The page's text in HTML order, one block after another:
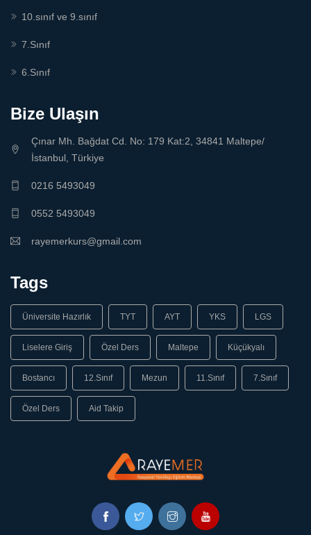
10.sınıf ve 9.sınıf
7.Sınıf
6.Sınıf
Bize Ulaşın
Çınar Mh. Bağdat Cd. No: 179 Kat:2, 34841 Maltepe/
İstanbul, Türkiye
0216 5493049
0552 5493049
rayemerkurs@gmail.com
Tags
Üniversite Hazırlık TYT AYT YKS LGS
Liselere Giriş Özel Ders Maltepe Küçükyalı
Bostancı 12.Sınıf Mezun 11.Sınıf 7.Sınıf
Özel Ders Aid Takip